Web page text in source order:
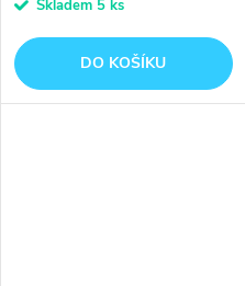
Skladem 5 ks
DO KOŠÍKU